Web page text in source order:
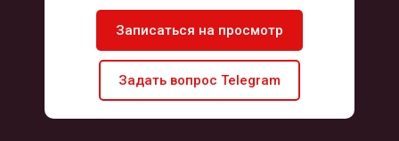
Записаться на просмотр
Задать вопрос Telegram